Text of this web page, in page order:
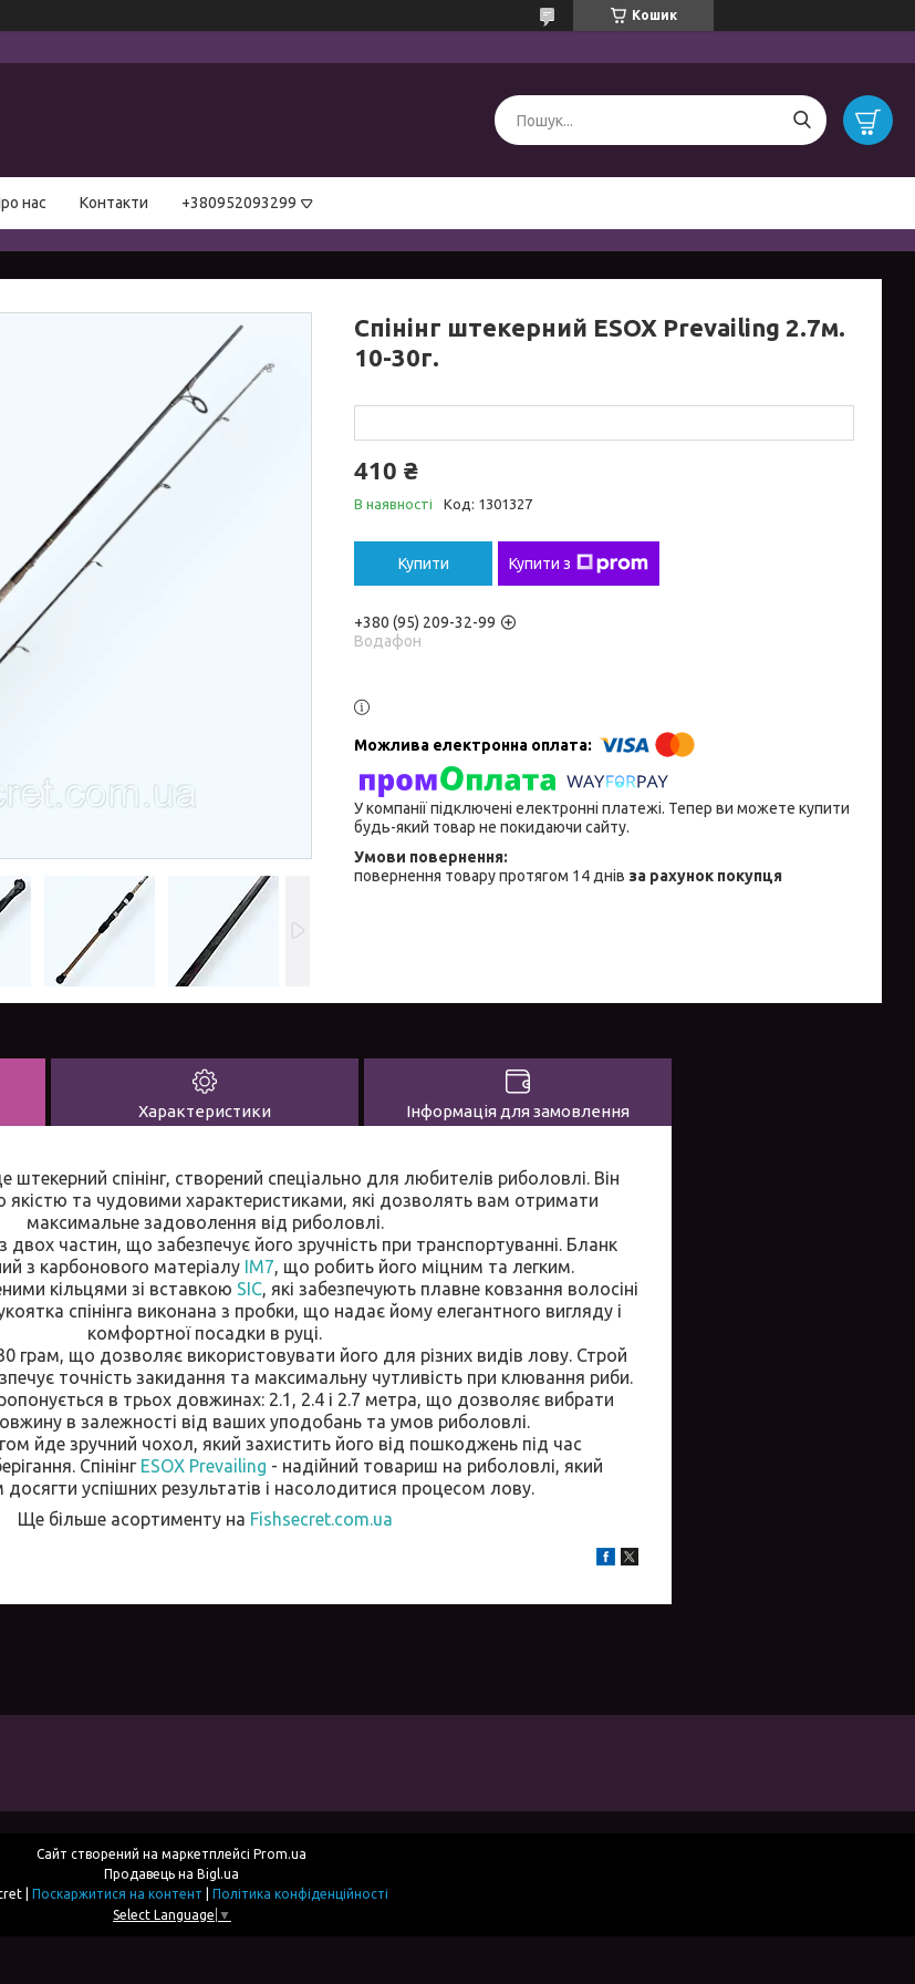
Кошик
нас Контакти +380952093299
Спінінг штекерний ESOX Prevailing 2.7м.
10-30г.
410 ₴
В наявності Код: 1301327
Купити Купити з
+380 (95) 209-32-99
Водафон
У компанії підключені електронні платежі. Тепер ви можете купити
будь-який товар не покидаючи сайту.
повернення товару протягом 14 днів за рахунок покупця
Характеристики Інформація для замовлення
штекерний спінінг, створений спеціально для любителів риболовлі. Він
якістю та чудовими характеристиками, які дозволять вам отримати
максимальне задоволення від риболовлі.
двох частин, що забезпечує його зручність при транспортуванні. Бланк
з карбонового матеріалу IM7, що робить його міцним та легким.
кільцями зі вставкою SIC, які забезпечують плавне ковзання волосіні
спінінга виконана з пробки, що надає йому елегантного вигляду і
комфортної посадки в руці.
грам, що дозволяє використовувати його для різних видів лову. Строй
точність закидання та максимальну чутливість при клювання риби.
в трьох довжинах: 2.1, 2.4 і 2.7 метра, що дозволяє вибрати
в залежності від ваших уподобань та умов риболовлі.
йде зручний чохол, який захистить його від пошкоджень під час
Спінінг ESOX Prevailing - надійний товариш на риболовлі, який
успішних результатів і насолодитися процесом лову.
Ще більше асортименту на Fishsecret.com.ua
Сайт створений на маркетплейсі Prom.ua
Продавець на Bigl.ua
Поскаржитися на контент
Політика конфіденційності
Select Language ▼